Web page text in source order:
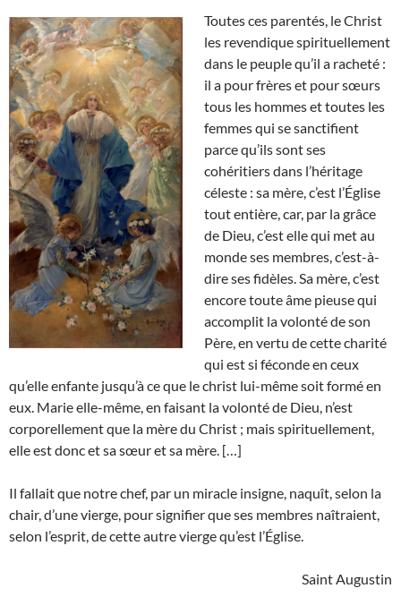
Toutes ces parentés, le Christ
les revendique spirituellement
dans le peuple qu’il a racheté :
il a pour frères et pour sœurs
tous les hommes et toutes les
femmes qui se sanctifient
parce qu’ils sont ses
cohéritiers dans l’héritage
céleste : sa mère, c’est l’Église
tout entière, car, par la grâce
de Dieu, c’est elle qui met au
monde ses membres, c’est-à-
dire ses fidèles. Sa mère, c’est
encore toute âme pieuse qui
accomplit la volonté de son
Père, en vertu de cette charité
qui est si féconde en ceux
qu’elle enfante jusqu’à ce que le christ lui-même soit formé en
eux. Marie elle-même, en faisant la volonté de Dieu, n’est
corporellement que la mère du Christ ; mais spirituellement,
elle est donc et sa sœur et sa mère. […]
Il fallait que notre chef, par un miracle insigne, naquît, selon la
chair, d’une vierge, pour signifier que ses membres naîtraient,
selon l’esprit, de cette autre vierge qu’est l’Église.
Saint Augustin